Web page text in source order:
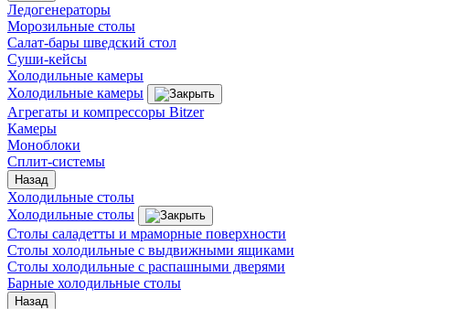
Ледогенераторы
Морозильные столы
Салат-бары шведский стол
Суши-кейсы
Холодильные камеры
Холодильные камеры
Агрегаты и компрессоры Bitzer
Камеры
Моноблоки
Сплит-системы
Назад
Холодильные столы
Холодильные столы
Столы саладетты и мраморные поверхности
Столы холодильные с выдвижными ящиками
Столы холодильные с распашными дверями
Барные холодильные столы
Назад